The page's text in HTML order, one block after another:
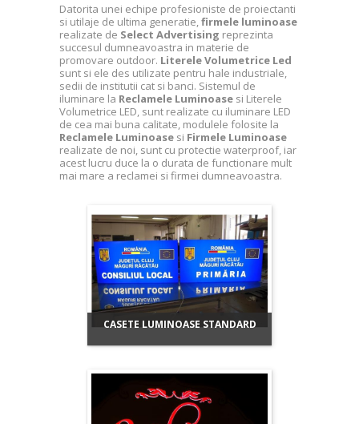
Datorita unei echipe profesioniste de proiectanti
si utilaje de ultima generatie,firmele luminoase
realizate de Select Advertising reprezinta
succesul dumneavoastra in materie de
promovare outdoor. Literele Volumetrice Led
sunt si ele des utilizate pentru hale industriale,
sedii de institutii cat si banci. Sistemul de
iluminare la Reclamele Luminoase si Literele
Volumetrice LED, sunt realizate cu iluminare LED
de cea mai buna calitate, modulele folosite la
Reclamele Luminoase si Firmele Luminoase
realizate de noi, sunt cu protectie waterproof, iar
acest lucru duce la o durata de functionare mult
mai mare a reclamei si firmei dumneavoastra.
CASETE LUMINOASE STANDARD